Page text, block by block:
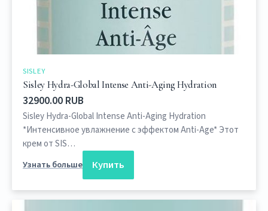
SISLEY
Sisley Hydra-Global Intense Anti-Aging Hydration
32900.00 RUB
Sisley Hydra-Global Intense Anti-Aging Hydration
*Интенсивное увлажнение с эффектом Anti-Age* Этот
крем от SIS…
Узнать больше
Купить